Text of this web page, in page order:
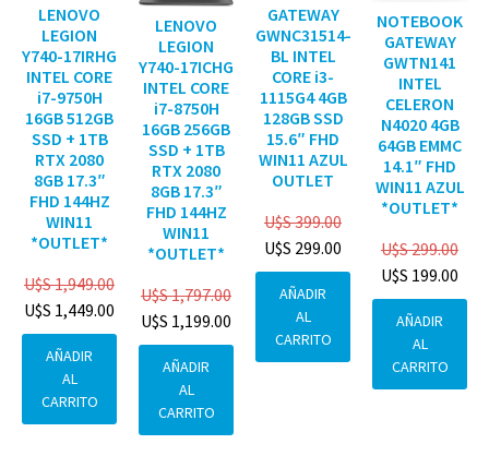
LENOVO
LEGION
Y740-17IRHG
INTEL CORE
i7-9750H
16GB 512GB
SSD + 1TB
RTX 2080
8GB 17.3″
FHD 144HZ
WIN11
*OUTLET*
U$S1,949.00
U$S 1,449.00
AÑADIR
AL
CARRITO
LENOVO
LEGION
Y740-17ICHG
INTEL CORE
i7-8750H
16GB 256GB
SSD + 1TB
RTX 2080
8GB 17.3″
FHD 144HZ
WIN11
*OUTLET*
U$S1,797.00
U$S 1,199.00
AÑADIR
AL
CARRITO
GATEWAY
GWNC31514-
BL INTEL
CORE i3-
1115G4 4GB
128GB SSD
15.6″ FHD
WIN11 AZUL
OUTLET
U$S399.00
U$S 299.00
AÑADIR
AL
CARRITO
NOTEBOOK
GATEWAY
GWTN141
INTEL
CELERON
N4020 4GB
64GB EMMC
14.1″ FHD
WIN11 AZUL
*OUTLET*
U$S299.00
U$S 199.00
AÑADIR
AL
CARRITO